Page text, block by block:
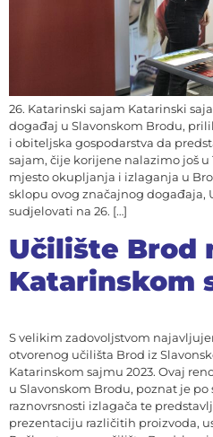
26. Katarinski sajam Katarinski
događaj u Slavonskom Brodu,
i obiteljska gospodarstva da
sajam, čije korijene nalazimo još u
mjesto okupljanja i izlaganja u
sklopu ovog značajnog događaja,
sudjelovati na 26. […]
Učilište Brod
Katarinskom
S velikim zadovoljstvom
otvorenog učilišta Brod iz
Katarinskom sajmu 2023. Ovaj
u Slavonskom Brodu, poznat je
raznovrsnosti izlagača te
prezentaciju različitih proizvoda,